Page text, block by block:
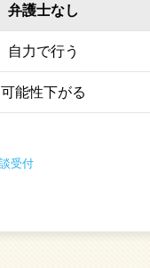
弁護士なし
自力で行う
可能性下がる
受付